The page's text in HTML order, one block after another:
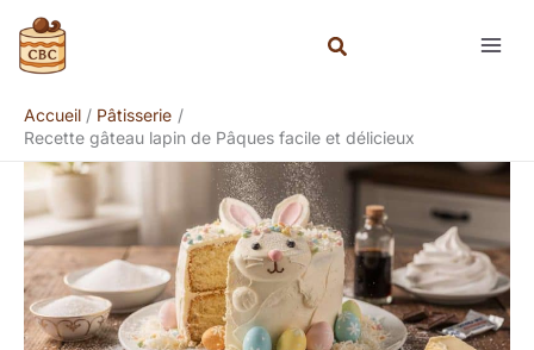
contenu
Accueil
Pâtisserie
Recette gâteau lapin de Pâques facile et délicieux
Rechercher